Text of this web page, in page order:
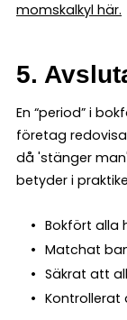
momskalkyl här.
5.
En “period” i
företag
då 'stänger
betyder i
Bokfört alla
Matchat
Säkrat att